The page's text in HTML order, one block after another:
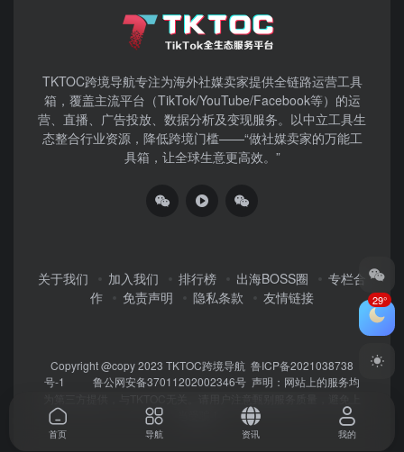
TKTOC跨境导航​专注为海外社媒卖家提供全链路运营工具
箱，覆盖主流平台（TikTok/YouTube/Facebook等）​的运
营、直播、广告投放、数据分析及变现服务。以中立工具生
态整合行业资源，降低跨境门槛——“做社媒卖家的万能工
具箱，让全球生意更高效。”
关于我们 加入我们 排行榜 出海BOSS圈
专栏合
作
免责声明 隐私条款 友情链接
Copyright @copy 2023 TKTOC跨境导航 鲁ICP备2021038738
号-1
鲁公网安备37011202002346号 声明：网站上的服务均
29°
首页 导航 资讯 我的